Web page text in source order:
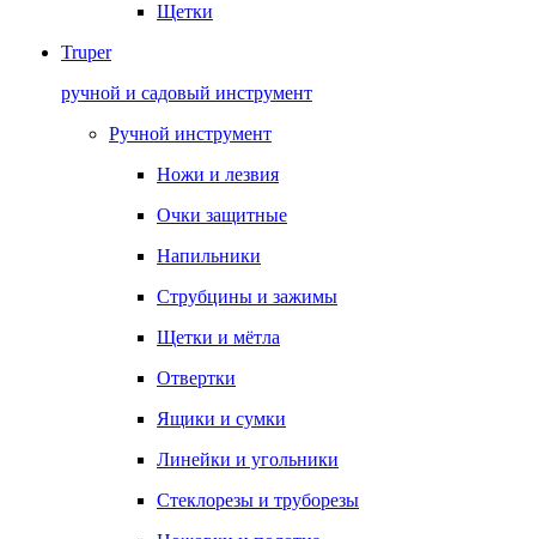
Щетки
Truper
ручной и садовый инструмент
Ручной инструмент
Ножи и лезвия
Очки защитные
Напильники
Струбцины и зажимы
Щетки и мётла
Отвертки
Ящики и сумки
Линейки и угольники
Стеклорезы и труборезы